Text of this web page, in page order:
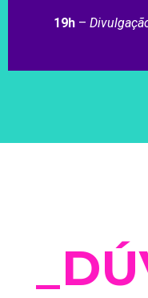
19h –
DÚ